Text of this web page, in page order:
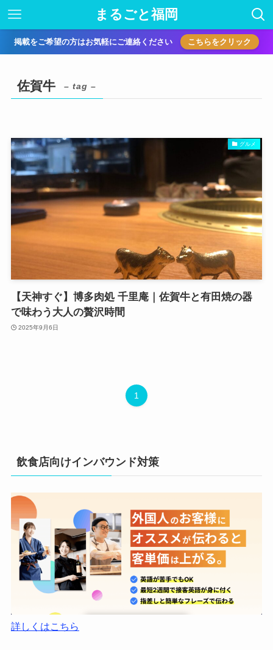
まるごと福岡
掲載をご希望の方はお気軽にご連絡ください こちらをクリック
佐賀牛 – tag –
グルメ
【天神すぐ】博多肉処 千里庵｜佐賀牛と有田焼の器
で味わう大人の贅沢時間
2025年9月6日
1
飲食店向けインバウンド対策
詳しくはこちら